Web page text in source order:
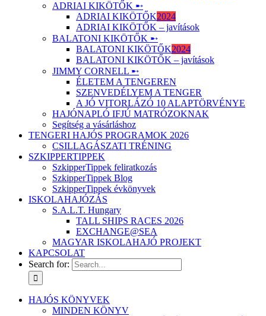
ADRIAI KIKÖTŐK ➸
ADRIAI KIKÖTŐK2024
ADRIAI KIKÖTŐK – javítások
BALATONI KIKÖTŐK ➸
BALATONI KIKÖTŐK2024
BALATONI KIKÖTŐK – javítások
JIMMY CORNELL ➸
ÉLETEM A TENGEREN
SZENVEDÉLYEM A TENGER
A JÓ VITORLÁZÓ 10 ALAPTÖRVÉNYE
HAJÓNAPLÓ IFJÚ MATRÓZOKNAK
Segítség a vásárláshoz
TENGERI HAJÓS PROGRAMOK 2026
CSILLAGÁSZATI TRÉNING
SZKIPPERTIPPEK
SzkipperTippek feliratkozás
SzkipperTippek Blog
SzkipperTippek évkönyvek
ISKOLAHAJÓZÁS
S.A.L.T. Hungary
TALL SHIPS RACES 2026
EXCHANGE@SEA
MAGYAR ISKOLAHAJÓ PROJEKT
KAPCSOLAT
Search for:
HAJÓS KÖNYVEK
MINDEN KÖNYV